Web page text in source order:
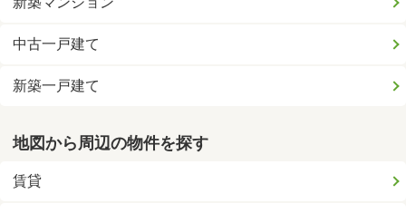
中古一戸建て
新築一戸建て
地図から周辺の物件を探す
賃貸